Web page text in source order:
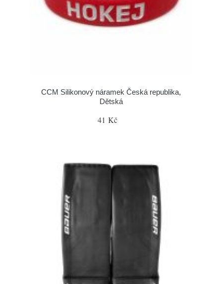
CCM Silikonový náramek Česká republika,
Dětská
41 Kč